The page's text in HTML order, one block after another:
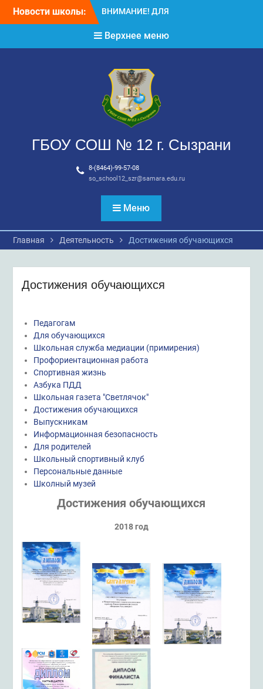
Новости школы:
ВНИМАНИЕ!!! Летний
ВНИМАНИЕ! ДЛЯ
ВЫПУСКНИКОВ ШКОЛЫ!
Верхнее меню
ГБОУ СОШ № 12 г. Сызрани
8-(8464)-99-57-08
so_school12_szr@samara.edu.ru
Меню
Главная Деятельность Достижения обучающихся
Достижения обучающихся
Педагогам
Для обучающихся
Школьная служба медиации (примирения)
Профориентационная работа
Спортивная жизнь
Азбука ПДД
Школьная газета "Светлячок"
Достижения обучающихся
Выпускникам
Информационная безопасность
Для родителей
Школьный спортивный клуб
Персональные данные
Школный музей
Достижения обучающихся
2018 год